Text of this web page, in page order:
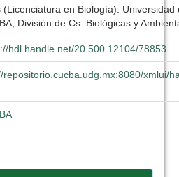
(Licenciatura en Biología). Universidad
División de Cs. Biológicas y
hdl.handle.net/20.500.12104/78853
repositorio.cucba.udg.mx:8080/xmlui/